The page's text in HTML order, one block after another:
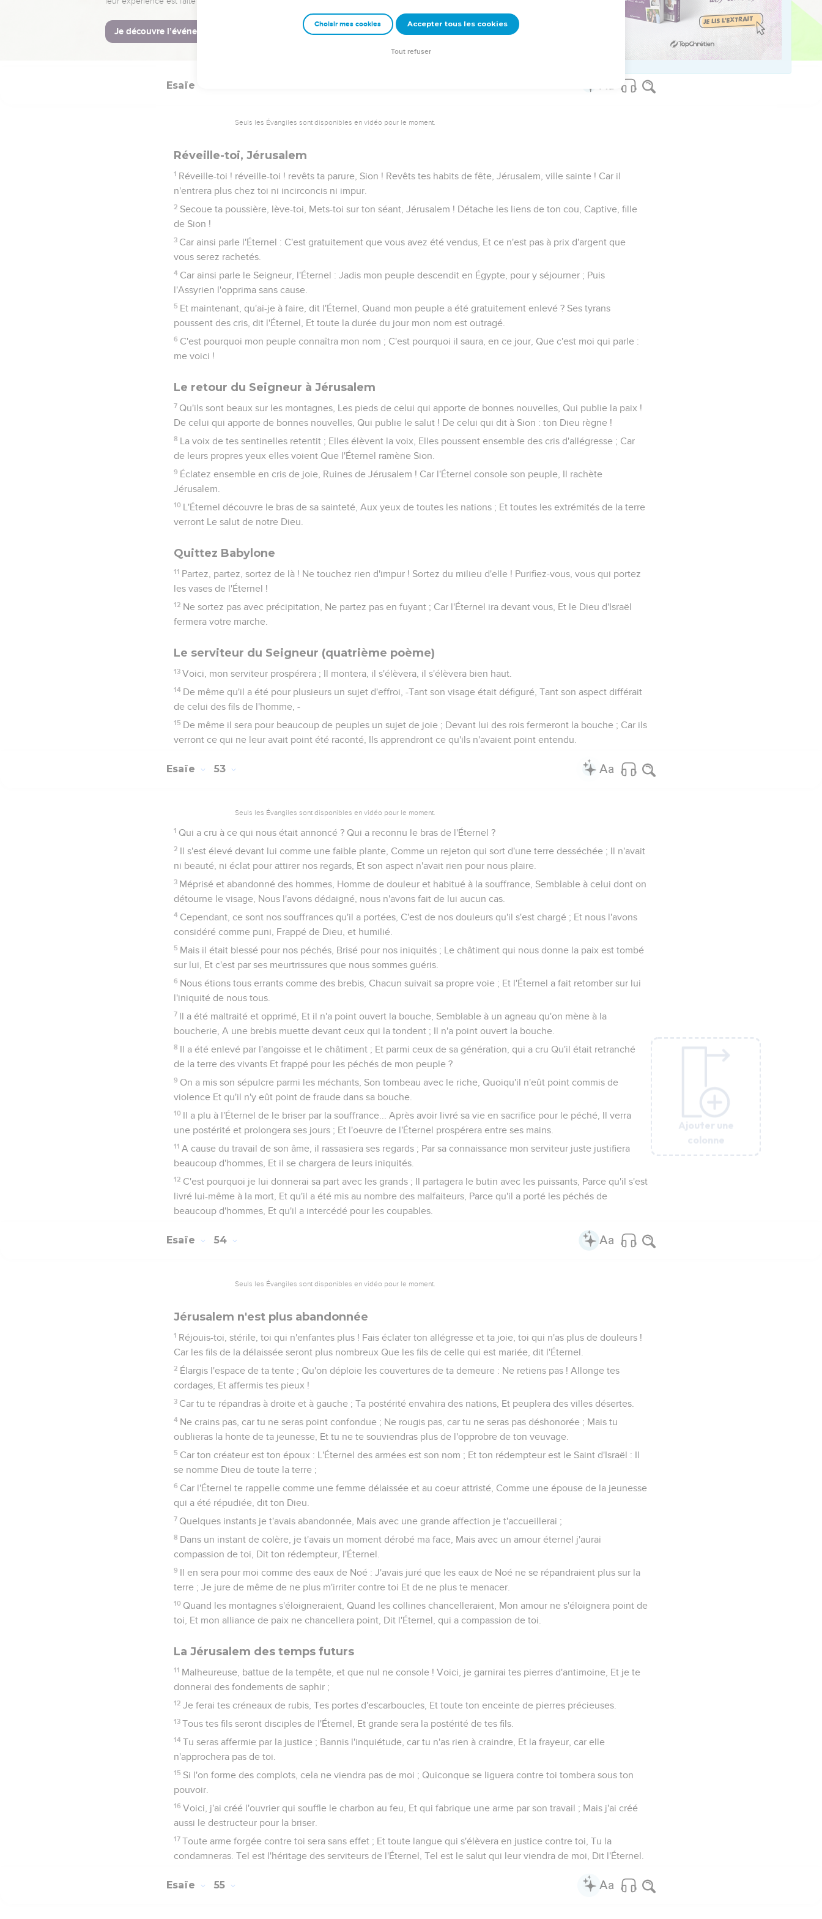
d'étourdissement, La coupe de ma colère ; Tu ne la boiras plus !
23 Je la mettrai dans la main de tes oppresseurs, Qui te disaient : Courbe-toi, et nous passerons ! Tu faisais alors
de ton dos comme une terre, Comme une rue pour les passants.
Ajouter une
colonne
Esaïe
Seuls les Évangiles sont disponibles en vidéo pour le moment.
Réveille-toi, Jérusalem
1 Réveille-toi ! réveille-toi ! revêts ta parure, Sion ! Revêts tes habits de fête, Jérusalem, ville sainte ! Car il
n'entrera plus chez toi ni incirconcis ni impur.
2 Secoue ta poussière, lève-toi, Mets-toi sur ton séant, Jérusalem ! Détache les liens de ton cou, Captive, fille
de Sion !
3 Car ainsi parle l'Éternel : C'est gratuitement que vous avez été vendus, Et ce n'est pas à prix d'argent que
vous serez rachetés.
4 Car ainsi parle le Seigneur, l'Éternel : Jadis mon peuple descendit en Égypte, pour y séjourner ; Puis
l'Assyrien l'opprima sans cause.
5 Et maintenant, qu'ai-je à faire, dit l'Éternel, Quand mon peuple a été gratuitement enlevé ? Ses tyrans
poussent des cris, dit l'Éternel, Et toute la durée du jour mon nom est outragé.
6 C'est pourquoi mon peuple connaîtra mon nom ; C'est pourquoi il saura, en ce jour, Que c'est moi qui parle :
me voici !
Le retour du Seigneur à Jérusalem
7 Qu'ils sont beaux sur les montagnes, Les pieds de celui qui apporte de bonnes nouvelles, Qui publie la paix !
De celui qui apporte de bonnes nouvelles, Qui publie le salut ! De celui qui dit à Sion : ton Dieu règne !
8 La voix de tes sentinelles retentit ; Elles élèvent la voix, Elles poussent ensemble des cris d'allégresse ; Car
de leurs propres yeux elles voient Que l'Éternel ramène Sion.
9 Éclatez ensemble en cris de joie, Ruines de Jérusalem ! Car l'Éternel console son peuple, Il rachète
Jérusalem.
10 L'Éternel découvre le bras de sa sainteté, Aux yeux de toutes les nations ; Et toutes les extrémités de la terre
verront Le salut de notre Dieu.
Quittez Babylone
11 Partez, partez, sortez de là ! Ne touchez rien d'impur ! Sortez du milieu d'elle ! Purifiez-vous, vous qui portez
les vases de l'Éternel !
12 Ne sortez pas avec précipitation, Ne partez pas en fuyant ; Car l'Éternel ira devant vous, Et le Dieu d'Israël
fermera votre marche.
Le serviteur du Seigneur (quatrième poème)
13 Voici, mon serviteur prospérera ; Il montera, il s'élèvera, il s'élèvera bien haut.
14 De même qu'il a été pour plusieurs un sujet d'effroi, -Tant son visage était défiguré, Tant son aspect différait
de celui des fils de l'homme, -
15 De même il sera pour beaucoup de peuples un sujet de joie ; Devant lui des rois fermeront la bouche ; Car ils
verront ce qui ne leur avait point été raconté, Ils apprendront ce qu'ils n'avaient point entendu.
Ajouter une
colonne
Esaïe 53
Seuls les Évangiles sont disponibles en vidéo pour le moment.
1 Qui a cru à ce qui nous était annoncé ? Qui a reconnu le bras de l'Éternel ?
2 Il s'est élevé devant lui comme une faible plante, Comme un rejeton qui sort d'une terre desséchée ; Il n'avait
ni beauté, ni éclat pour attirer nos regards, Et son aspect n'avait rien pour nous plaire.
3 Méprisé et abandonné des hommes, Homme de douleur et habitué à la souffrance, Semblable à celui dont on
détourne le visage, Nous l'avons dédaigné, nous n'avons fait de lui aucun cas.
4 Cependant, ce sont nos souffrances qu'il a portées, C'est de nos douleurs qu'il s'est chargé ; Et nous l'avons
considéré comme puni, Frappé de Dieu, et humilié.
5 Mais il était blessé pour nos péchés, Brisé pour nos iniquités ; Le châtiment qui nous donne la paix est tombé
sur lui, Et c'est par ses meurtrissures que nous sommes guéris.
6 Nous étions tous errants comme des brebis, Chacun suivait sa propre voie ; Et l'Éternel a fait retomber sur lui
l'iniquité de nous tous.
7 Il a été maltraité et opprimé, Et il n'a point ouvert la bouche, Semblable à un agneau qu'on mène à la
boucherie, A une brebis muette devant ceux qui la tondent ; Il n'a point ouvert la bouche.
8 Il a été enlevé par l'angoisse et le châtiment ; Et parmi ceux de sa génération, qui a cru Qu'il était retranché
de la terre des vivants Et frappé pour les péchés de mon peuple ?
9 On a mis son sépulcre parmi les méchants, Son tombeau avec le riche, Quoiqu'il n'eût point commis de
violence Et qu'il n'y eût point de fraude dans sa bouche.
10 Il a plu à l'Éternel de le briser par la souffrance... Après avoir livré sa vie en sacrifice pour le péché, Il verra
une postérité et prolongera ses jours ; Et l'oeuvre de l'Éternel prospérera entre ses mains.
11 A cause du travail de son âme, il rassasiera ses regards ; Par sa connaissance mon serviteur juste justifiera
beaucoup d'hommes, Et il se chargera de leurs iniquités.
12 C'est pourquoi je lui donnerai sa part avec les grands ; Il partagera le butin avec les puissants, Parce qu'il s'est
livré lui-même à la mort, Et qu'il a été mis au nombre des malfaiteurs, Parce qu'il a porté les péchés de
beaucoup d'hommes, Et qu'il a intercédé pour les coupables.
Ajouter une
colonne
Esaïe 54
Seuls les Évangiles sont disponibles en vidéo pour le moment.
Jérusalem n'est plus abandonnée
1 Réjouis-toi, stérile, toi qui n'enfantes plus ! Fais éclater ton allégresse et ta joie, toi qui n'as plus de douleurs !
Car les fils de la délaissée seront plus nombreux Que les fils de celle qui est mariée, dit l'Éternel.
2 Élargis l'espace de ta tente ; Qu'on déploie les couvertures de ta demeure : Ne retiens pas ! Allonge tes
cordages, Et affermis tes pieux !
3 Car tu te répandras à droite et à gauche ; Ta postérité envahira des nations, Et peuplera des villes désertes.
4 Ne crains pas, car tu ne seras point confondue ; Ne rougis pas, car tu ne seras pas déshonorée ; Mais tu
oublieras la honte de ta jeunesse, Et tu ne te souviendras plus de l'opprobre de ton veuvage.
5 Car ton créateur est ton époux : L'Éternel des armées est son nom ; Et ton rédempteur est le Saint d'Israël : Il
se nomme Dieu de toute la terre ;
6 Car l'Éternel te rappelle comme une femme délaissée et au coeur attristé, Comme une épouse de la jeunesse
qui a été répudiée, dit ton Dieu.
7 Quelques instants je t'avais abandonnée, Mais avec une grande affection je t'accueillerai ;
8 Dans un instant de colère, je t'avais un moment dérobé ma face, Mais avec un amour éternel j'aurai
compassion de toi, Dit ton rédempteur, l'Éternel.
9 Il en sera pour moi comme des eaux de Noé : J'avais juré que les eaux de Noé ne se répandraient plus sur la
terre ; Je jure de même de ne plus m'irriter contre toi Et de ne plus te menacer.
10 Quand les montagnes s'éloigneraient, Quand les collines chancelleraient, Mon amour ne s'éloignera point de
toi, Et mon alliance de paix ne chancellera point, Dit l'Éternel, qui a compassion de toi.
La Jérusalem des temps futurs
11 Malheureuse, battue de la tempête, et que nul ne console ! Voici, je garnirai tes pierres d'antimoine, Et je te
donnerai des fondements de saphir ;
12 Je ferai tes créneaux de rubis, Tes portes d'escarboucles, Et toute ton enceinte de pierres précieuses.
13 Tous tes fils seront disciples de l'Éternel, Et grande sera la postérité de tes fils.
14 Tu seras affermie par la justice ; Bannis l'inquiétude, car tu n'as rien à craindre, Et la frayeur, car elle
n'approchera pas de toi.
15 Si l'on forme des complots, cela ne viendra pas de moi ; Quiconque se liguera contre toi tombera sous ton
pouvoir.
16 Voici, j'ai créé l'ouvrier qui souffle le charbon au feu, Et qui fabrique une arme par son travail ; Mais j'ai créé
aussi le destructeur pour la briser.
17 Toute arme forgée contre toi sera sans effet ; Et toute langue qui s'élèvera en justice contre toi, Tu la
condamneras. Tel est l'héritage des serviteurs de l'Éternel, Tel est le salut qui leur viendra de moi, Dit l'Éternel.
Ajouter une
colonne
Esaïe 55
Ajouter une
colonne
Ajouter une
colonne
Ajouter une
colonne
Ajouter une
colonne
Choisir mes cookies Accepter tous les cookies
Tout refuser